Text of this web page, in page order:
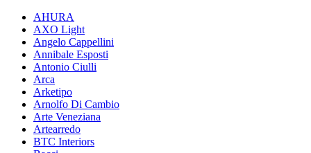
AHURA
AXO Light
Angelo Cappellini
Annibale Esposti
Antonio Ciulli
Arca
Arketipo
Arnolfo Di Cambio
Arte Veneziana
Artearredo
BTC Interiors